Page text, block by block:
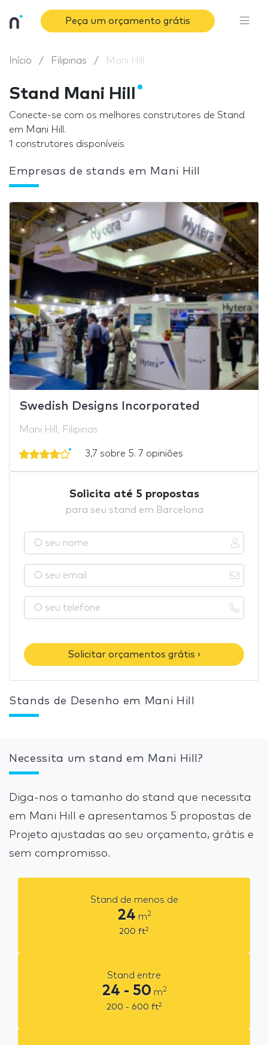
Peça um orçamento grátis
Início Filipinas Mani Hill
Stand Mani Hill
Conecte-se com os melhores construtores de Stand
em Mani Hill.
1 construtores disponíveis
Empresas de stands em Mani Hill
Swedish Designs Incorporated
Mani Hill, Filipinas
3,7 sobre 5. 7 opiniões
Solicita até 5 propostas
para seu stand em Barcelona
Solicitar orçamentos grátis ›
Stands de Desenho em Mani Hill
Necessita um stand em Mani Hill?
Diga-nos o tamanho do stand que necessita
em Mani Hill e apresentamos 5 propostas de
Projeto ajustadas ao seu orçamento, grátis e
sem compromisso.
Stand de menos de
24 m2
200 ft2
Stand entre
24 - 50 m2
200 - 600 ft2